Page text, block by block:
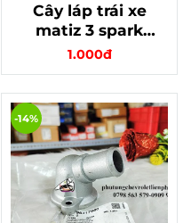
Cây láp trái xe
matiz 3 spark
m200 số sàn chính
hãng gm 96897305
1.000đ
-14%